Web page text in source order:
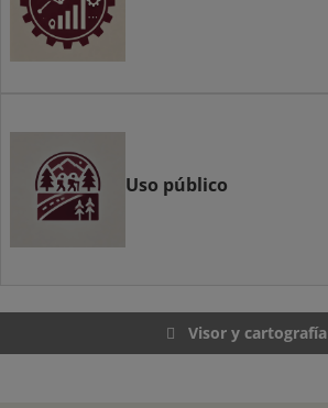
Uso público
Visor y cartografía